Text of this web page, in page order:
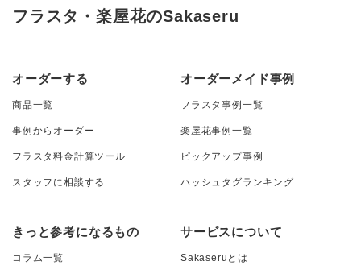
フラスタ・楽屋花のSakaseru
オーダーする
商品一覧
事例からオーダー
フラスタ料金計算ツール
スタッフに相談する
オーダーメイド事例
フラスタ事例一覧
楽屋花事例一覧
ピックアップ事例
ハッシュタグランキング
きっと参考になるもの
コラム一覧
サービスについて
Sakaseruとは